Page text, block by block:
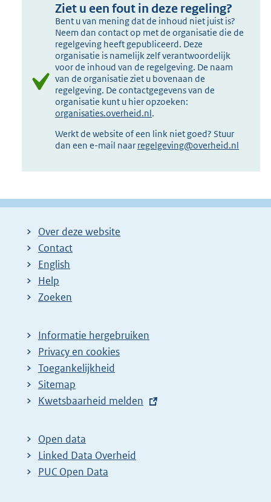
Ziet u een fout in deze regeling?
Bent u van mening dat de inhoud niet juist is?
Neem dan contact op met de organisatie die de
regelgeving heeft gepubliceerd. Deze
organisatie is namelijk zelf verantwoordelijk
voor de inhoud van de regelgeving. De naam
van de organisatie ziet u bovenaan de
regelgeving. De contactgegevens van de
organisatie kunt u hier opzoeken:
organisaties.overheid.nl.
Werkt de website of een link niet goed? Stuur
dan een e-mail naar regelgeving@overheid.nl
Over deze website
Contact
English
Help
Zoeken
Informatie hergebruiken
Privacy en cookies
Toegankelijkheid
Sitemap
E
t
e
r
Kwetsbaarheid melden
Open data
Linked Data Overheid
PUC Open Data